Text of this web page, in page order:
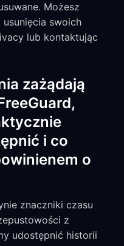
Możesz
swoich
lub kontaktując
zażądają
i co
o
znaczniki czasu
z
udostępnić historii